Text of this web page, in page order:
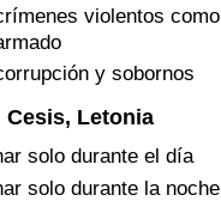
violentos como
y sobornos
Cesis, Letonia
solo durante el día
solo durante la noche
(Actual)